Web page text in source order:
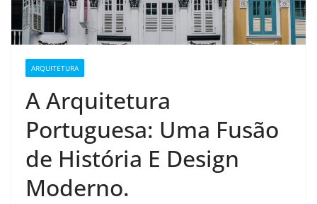
ARQUITETURA
A Arquitetura
Portuguesa: Uma Fusão
de História E Design
Moderno.